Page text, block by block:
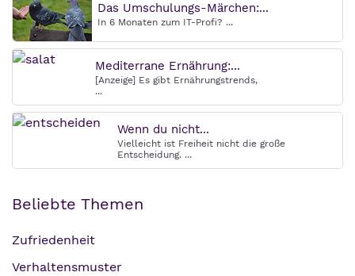
Das Umschulungs-Märchen:...
In 6 Monaten zum IT-Profi? ...
Mediterrane Ernährung:...
[Anzeige] Es gibt Ernährungstrends,
...
Wenn du nicht...
Vielleicht ist Freiheit nicht die große
Entscheidung. ...
Beliebte Themen
Zufriedenheit
Verhaltensmuster